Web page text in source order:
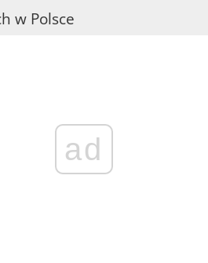
w Polsce
ad